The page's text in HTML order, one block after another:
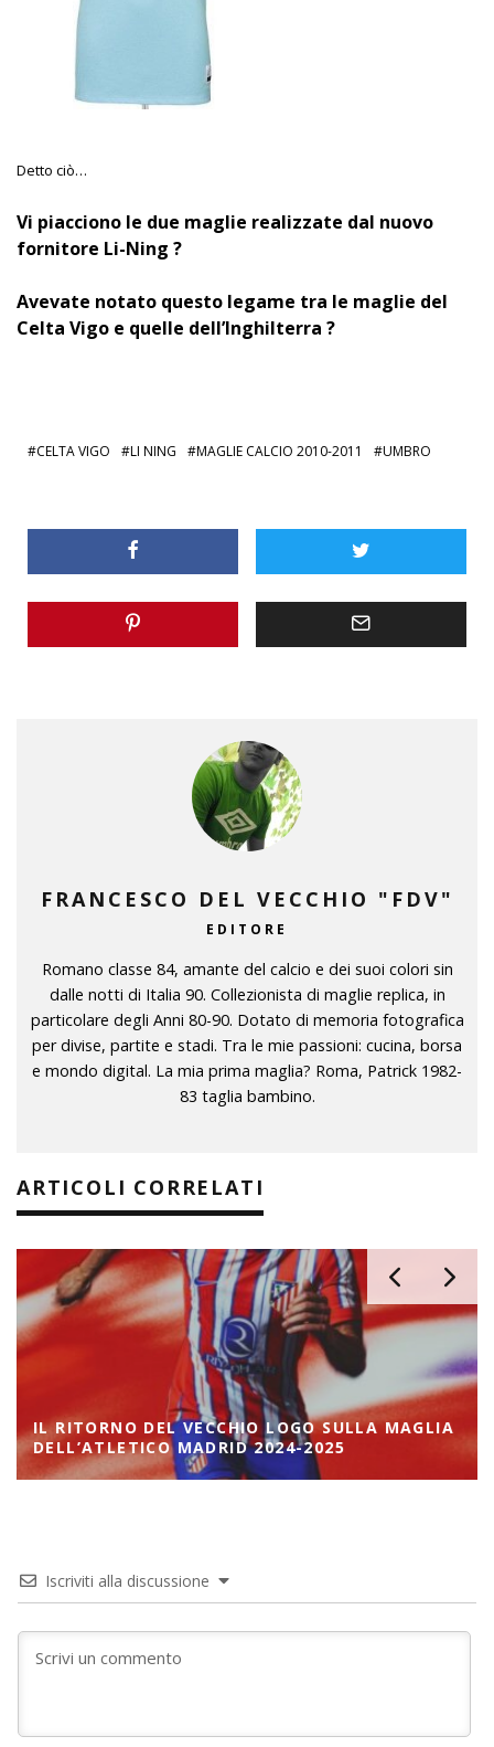
Detto ciò…
Vi piacciono le due maglie realizzate dal nuovo
fornitore Li-Ning ?
Avevate notato questo legame tra le maglie del
Celta Vigo e quelle dell’Inghilterra ?
CELTA VIGO LI NING MAGLIE CALCIO 2010-2011 UMBRO
FRANCESCO DEL VECCHIO "FDV"
EDITORE
Romano classe 84, amante del calcio e dei suoi colori sin
dalle notti di Italia 90. Collezionista di maglie replica, in
particolare degli Anni 80-90. Dotato di memoria fotografica
per divise, partite e stadi. Tra le mie passioni: cucina, borsa
e mondo digital. La mia prima maglia? Roma, Patrick 1982-
83 taglia bambino.
ARTICOLI CORRELATI
IL RITORNO DEL VECCHIO LOGO SULLA MAGLIA
DELL’ATLETICO MADRID 2024-2025
Iscriviti alla discussione